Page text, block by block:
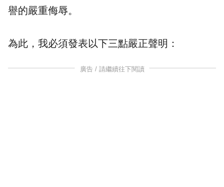
譽的嚴重侮辱。
為此，我必須發表以下三點嚴正聲明：
廣告 / 請繼續往下閱讀